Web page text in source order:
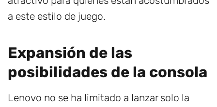
a este estilo de juego.
Expansión de las
posibilidades de la consola
Lenovo no se ha limitado a lanzar solo la